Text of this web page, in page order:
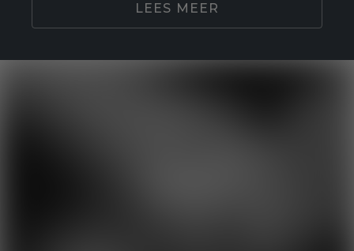
LEES MEER